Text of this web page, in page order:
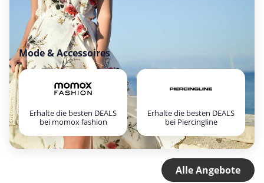
Mode & Accessoires
Erhalte die besten DEALS
bei momox fashion
Erhalte die besten DEALS
bei Piercingline
Alle Angebote